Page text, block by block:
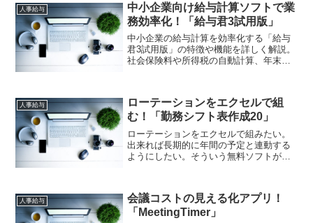
他業種にも対応可能です。
人事給与
中小企業向け給与計算ソフトで業
務効率化！「給与君3試用版」
中小企業の給与計算を効率化する「給与
君3試用版」の特徴や機能を詳しく解説。
社会保険料や所得税の自動計算、年末調
君3上手く使って下さいね！
人事給与
ローテーションをエクセルで組
む！「勤務シフト表作成20」
ローテーションをエクセルで組みたい。
出来れば長期的に年間の予定と連動する
ようにしたい。そういう無料ソフトがな
ことが出来ますよ！
人事給与
会議コストの見える化アプリ！
「MeetingTimer」